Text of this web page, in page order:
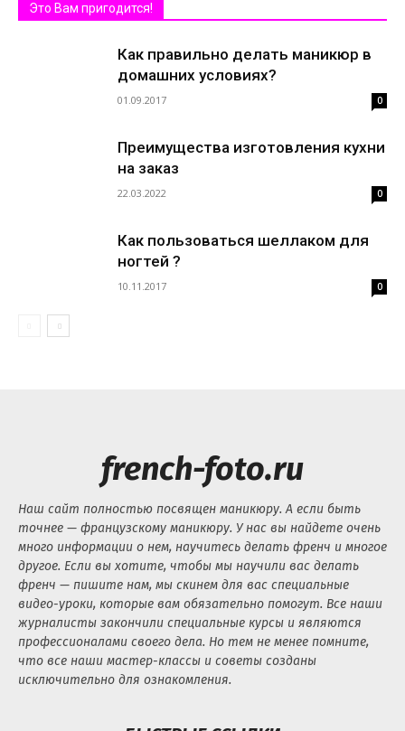
Это Вам пригодится!
Как правильно делать маникюр в
домашних условиях?
01.09.2017 0
Преимущества изготовления кухни
на заказ
22.03.2022 0
Как пользоваться шеллаком для
ногтей ?
10.11.2017 0
french-foto.ru
Наш сайт полностью посвящен маникюру. А если быть
точнее — французскому маникюру. У нас вы найдете очень
много информации о нем, научитесь делать френч и многое
другое. Если вы хотите, чтобы мы научили вас делать
френч — пишите нам, мы скинем для вас специальные
видео-уроки, которые вам обязательно помогут. Все наши
журналисты закончили специальные курсы и являются
профессионалами своего дела. Но тем не менее помните,
что все наши мастер-классы и советы созданы
исключительно для ознакомления.